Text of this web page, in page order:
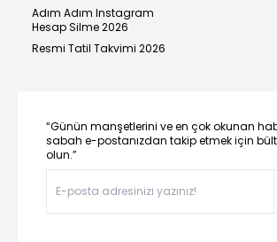
Adım Adım Instagram
Hesap Silme 2026
Resmi Tatil Takvimi 2026
“Günün manşetlerini ve en çok okunan
sabah e-postanızdan takip etmek için
olun.”